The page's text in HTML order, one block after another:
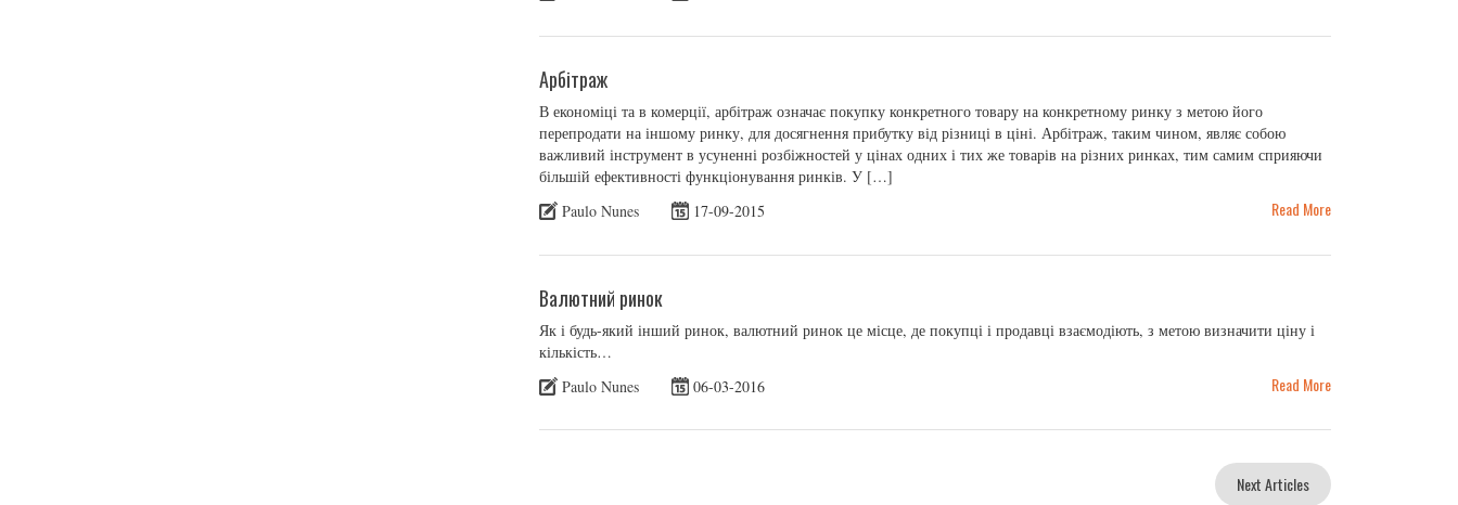
Арбітраж
В економіці та в комерції, арбітраж означає покупку конкретного товару на конкретному ринку з метою його
перепродати на іншому ринку, для досягнення прибутку від різниці в ціні. Арбітраж, таким чином, являє собою
важливий інструмент в усуненні розбіжностей у цінах одних і тих же товарів на різних ринках, тим самим сприяючи
більшій ефективності функціонування ринків. У […]
Paulo Nunes
17-09-2015 Read More
Валютний ринок
Як і будь-який інший ринок, валютний ринок це місце, де покупці і продавці взаємодіють, з метою визначити ціну і
кількість…
Paulo Nunes
06-03-2016 Read More
Next Articles